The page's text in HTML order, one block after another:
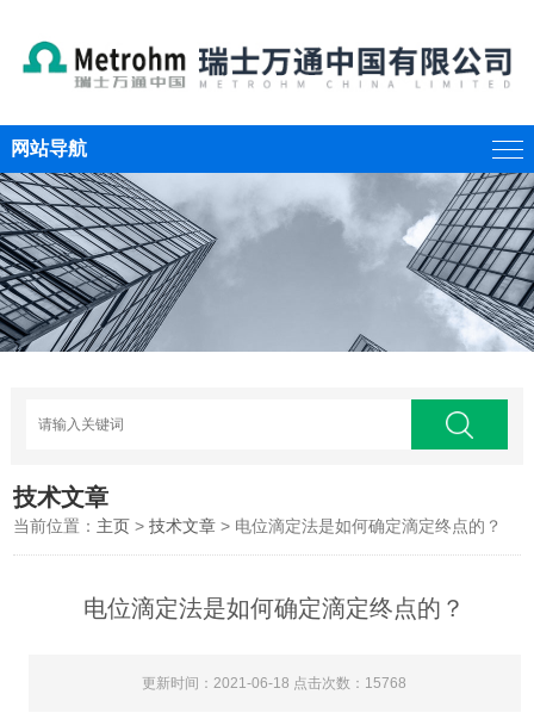
网站导航
技术文章
当前位置： 主页 >技术文章 > 电位滴定法是如何确定滴定终点的？
电位滴定法是如何确定滴定终点的？
更新时间：2021-06-18 点击次数：15768